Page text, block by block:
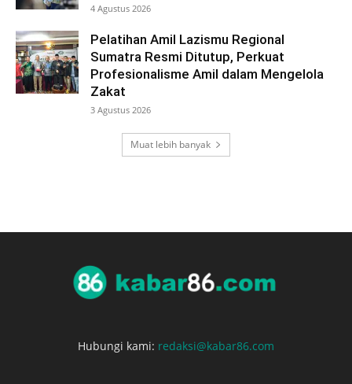
4 Agustus 2026
Pelatihan Amil Lazismu Regional
Sumatra Resmi Ditutup, Perkuat
Profesionalisme Amil dalam Mengelola
Zakat
3 Agustus 2026
Muat lebih banyak
Hubungi kami: redaksi@kabar86.com